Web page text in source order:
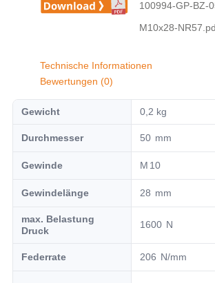
100994-GP-BZ-
M10x28-
Technische Informationen
Bewertungen (0)
Gewicht 0,2 kg
Durchmesser 50
Gewinde 10
Gewindelänge 28
max. Belastung
Druck
1600
Federrate 206